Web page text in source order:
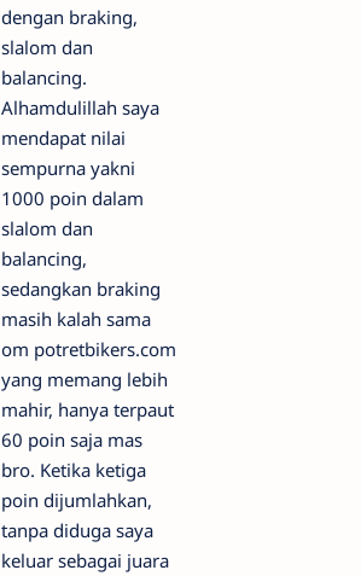
dengan braking,
slalom dan
balancing.
Alhamdulillah saya
mendapat nilai
sempurna yakni
1000 poin dalam
slalom dan
balancing,
sedangkan braking
masih kalah sama
om potretbikers.com
yang memang lebih
mahir, hanya terpaut
60 poin saja mas
bro. Ketika ketiga
poin dijumlahkan,
tanpa diduga saya
keluar sebagai juara